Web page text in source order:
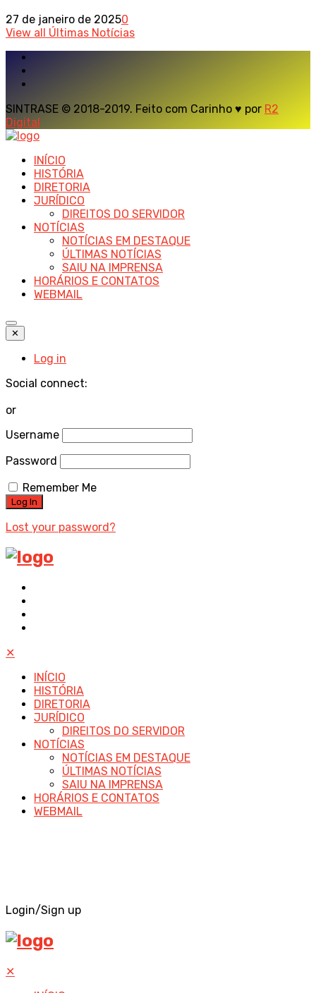
27 de janeiro de 20250
View all Últimas Notícias
SINTRASE © 2018-2019. Feito com Carinho ♥ por R2
Digital
INÍCIO
HISTÓRIA
DIRETORIA
JURÍDICO
DIREITOS DO SERVIDOR
NOTÍCIAS
NOTÍCIAS EM DESTAQUE
ÚLTIMAS NOTÍCIAS
SAIU NA IMPRENSA
HORÁRIOS E CONTATOS
WEBMAIL
✕
Log in
Social connect:
or
Username
Password
Remember Me
Lost your password?
✕
INÍCIO
HISTÓRIA
DIRETORIA
JURÍDICO
DIREITOS DO SERVIDOR
NOTÍCIAS
NOTÍCIAS EM DESTAQUE
ÚLTIMAS NOTÍCIAS
SAIU NA IMPRENSA
HORÁRIOS E CONTATOS
WEBMAIL
Login/Sign up
✕